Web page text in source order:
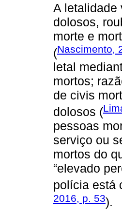
A letalidade
dolosos,
morte e
(Nascimento,
letal
mortos;
de civis
dolosos (
pessoas
serviço ou
mortos do
“elevado
polícia está
2016, p. 53).